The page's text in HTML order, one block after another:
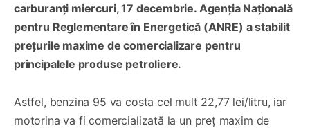
carburanți miercuri, 17 decembrie. Agenția Națională
pentru Reglementare în Energetică (ANRE) a stabilit
prețurile maxime de comercializare pentru
principalele produse petroliere.
Astfel, benzina 95 va costa cel mult 22,77 lei/litru, iar
motorina va fi comercializată la un preț maxim de